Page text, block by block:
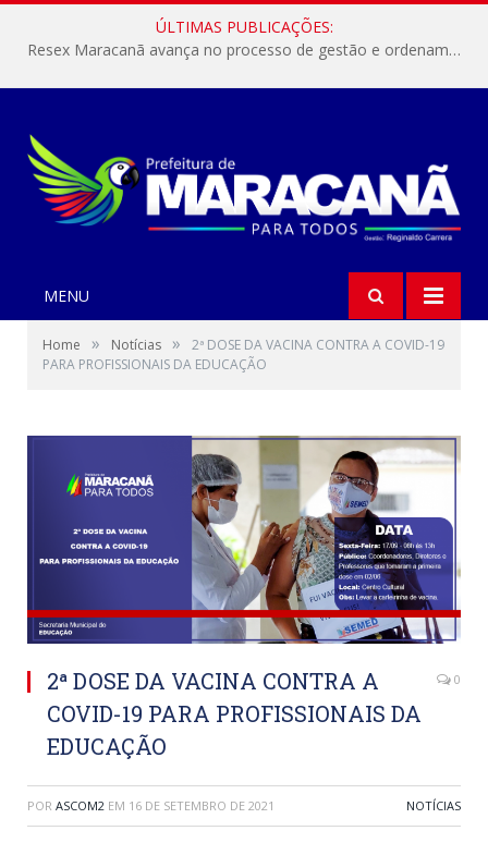
ÚLTIMAS PUBLICAÇÕES:
Resex Maracanã avança no processo de gestão e ordenamento do turismo em nossas áreas protegidas.
MENU
Home » Notícias »
2ª DOSE DA VACINA CONTRA A COVID-19
PARA PROFISSIONAIS DA EDUCAÇÃO
2ª DOSE DA VACINA CONTRA A
COVID-19 PARA PROFISSIONAIS DA
EDUCAÇÃO
0
POR ASCOM2 EM 16 DE SETEMBRO DE 2021 NOTÍCIAS